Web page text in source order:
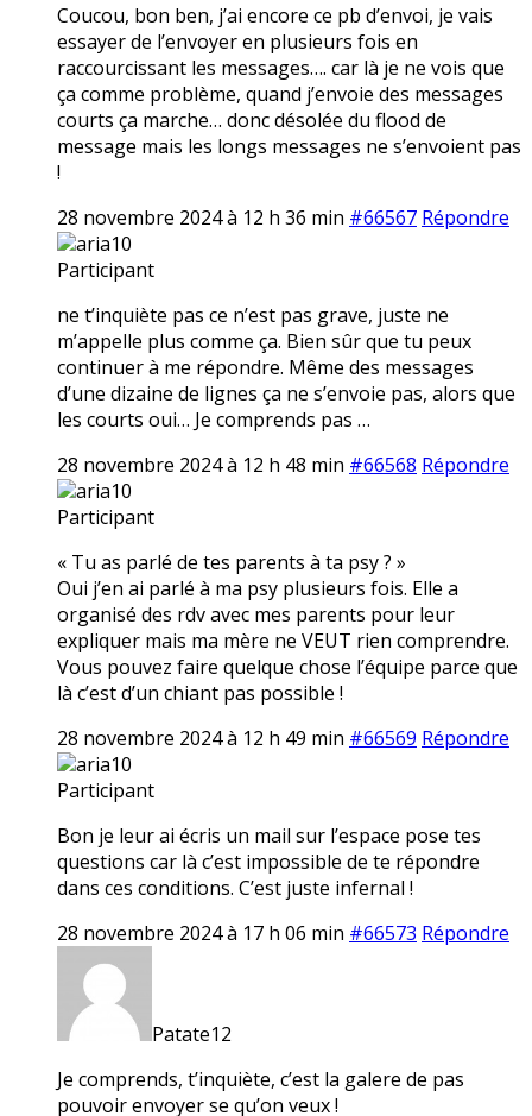
Coucou, bon ben, j’ai encore ce pb d’envoi, je vais
essayer de l’envoyer en plusieurs fois en
raccourcissant les messages…. car là je ne vois que
ça comme problème, quand j’envoie des messages
courts ça marche… donc désolée du flood de
message mais les longs messages ne s’envoient pas
!
28 novembre 2024 à 12 h 36 min #66567 Répondre
aria10
Participant
ne t’inquiète pas ce n’est pas grave, juste ne
m’appelle plus comme ça. Bien sûr que tu peux
continuer à me répondre. Même des messages
d’une dizaine de lignes ça ne s’envoie pas, alors que
les courts oui… Je comprends pas …
28 novembre 2024 à 12 h 48 min #66568 Répondre
aria10
Participant
« Tu as parlé de tes parents à ta psy ? »
Oui j’en ai parlé à ma psy plusieurs fois. Elle a
organisé des rdv avec mes parents pour leur
expliquer mais ma mère ne VEUT rien comprendre.
Vous pouvez faire quelque chose l’équipe parce que
là c’est d’un chiant pas possible !
28 novembre 2024 à 12 h 49 min #66569 Répondre
aria10
Participant
Bon je leur ai écris un mail sur l’espace pose tes
questions car là c’est impossible de te répondre
dans ces conditions. C’est juste infernal !
28 novembre 2024 à 17 h 06 min #66573 Répondre
Patate12
Je comprends, t’inquiète, c’est la galere de pas
pouvoir envoyer se qu’on veux !